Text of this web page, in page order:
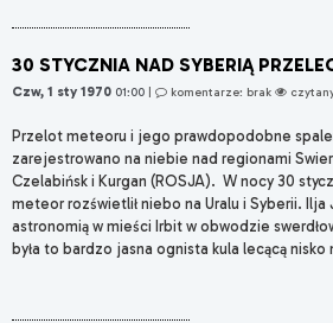
30 STYCZNIA NAD SYBERIĄ
Czw, 1 sty 1970 01:00 komentarze: brak
Przelot meteoru i jego prawdopodobne
zarejestrowano na niebie nad regionami
Czelabińsk i Kurgan (ROSJA). W nocy 30
meteor rozświetlił niebo na Uralu i Syberii. Ilja
astronomią w mieści Irbit w obwodzie
była to bardzo jasna ognista kula lecącą nisko